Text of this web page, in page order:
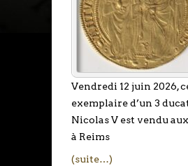
Vendredi 12 juin 2026,
exemplaire d’un 3
Nicolas V est vendu
à Reims
(suite…)